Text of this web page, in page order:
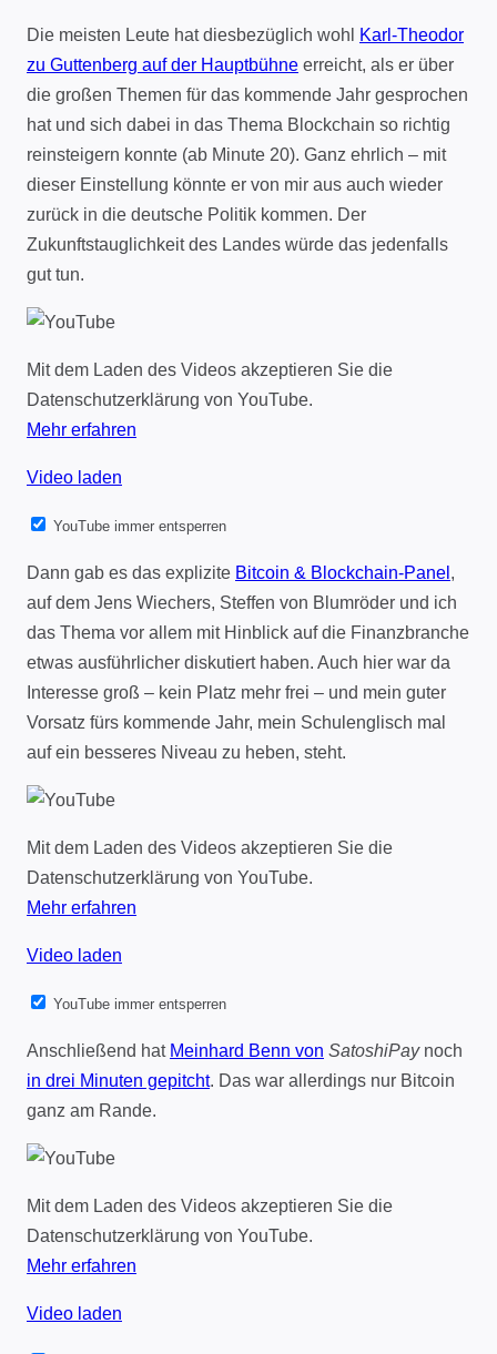
Die meisten Leute hat diesbezüglich wohl
Karl-Theodor
zu Guttenberg auf der Hauptbühne erreicht, als er über
die großen Themen für das kommende Jahr gesprochen
hat und sich dabei in das Thema Blockchain so richtig
reinsteigern konnte (ab Minute 20). Ganz ehrlich – mit
dieser Einstellung könnte er von mir aus auch wieder
zurück in die deutsche Politik kommen. Der
Zukunftstauglichkeit des Landes würde das jedenfalls
gut tun.
Mit dem Laden des Videos akzeptieren Sie die
Datenschutzerklärung von YouTube.
Mehr erfahren
Video laden
YouTube immer entsperren
Dann gab es das explizite Bitcoin & Blockchain-Panel ,
auf dem Jens Wiechers, Steffen von Blumröder und ich
das Thema vor allem mit Hinblick auf die Finanzbranche
etwas ausführlicher diskutiert haben. Auch hier war da
Interesse groß – kein Platz mehr frei – und mein guter
Vorsatz fürs kommende Jahr, mein Schulenglisch mal
auf ein besseres Niveau zu heben, steht.
Mit dem Laden des Videos akzeptieren Sie die
Datenschutzerklärung von YouTube.
Mehr erfahren
Video laden
YouTube immer entsperren
Anschließend hat Meinhard Benn von SatoshiPaynoch
in drei Minuten gepitcht. Das war allerdings nur Bitcoin
ganz am Rande.
Mit dem Laden des Videos akzeptieren Sie die
Datenschutzerklärung von YouTube.
Mehr erfahren
Video laden